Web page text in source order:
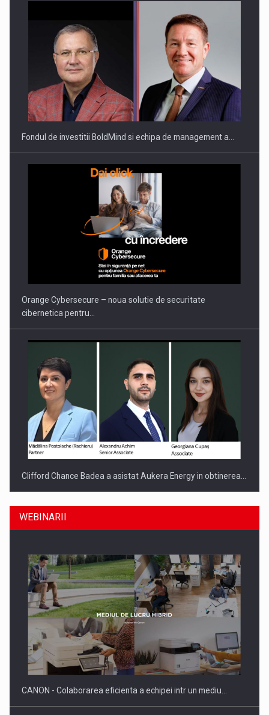
Fondul de investitii BoldMind si echipa de management a…
Orange Cybersecure – noua solutie de securitate
cibernetica pentru…
Clifford Chance Badea a asistat Aukera Energy in obtinerea…
SAPTE PERSONALITATI DIN MEDIUL DE AFACERI, ACADEMIC
SI INSTITUTIONAL…
WEBINARII
CANON - Colaborarea eficienta a echipei intr un mediu…